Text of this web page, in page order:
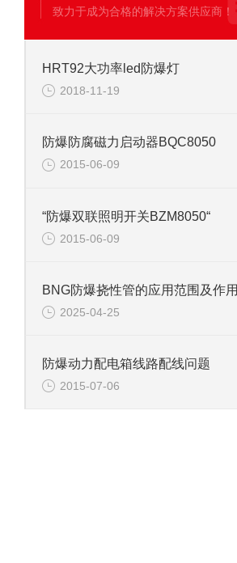
致力于成为合格的解决方案供应商！
HRT92大功率led防爆灯
2018-11-19
防爆防腐磁力启动器BQC8050
2015-06-09
“防爆双联照明开关BZM8050“
2015-06-09
BNG防爆挠性管的应用范围及作用
2025-04-25
防爆动力配电箱线路配线问题
2015-07-06